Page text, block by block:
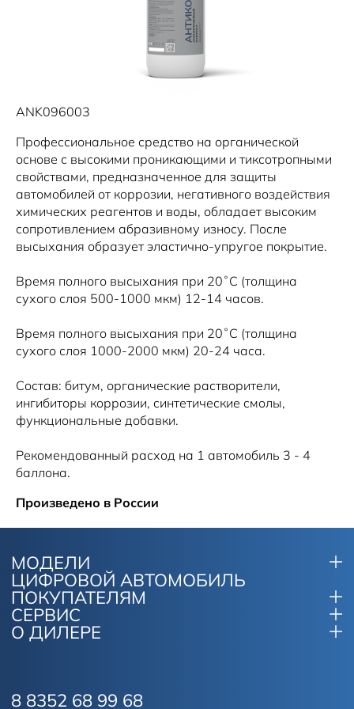
ANK096003
Профессиональное средство на органической
основе с высокими проникающими и тиксотропными
свойствами, предназначенное для защиты
автомобилей от коррозии, негативного воздействия
химических реагентов и воды, обладает высоким
сопротивлением абразивному износу. После
высыхания образует эластично-упругое покрытие.
Время полного высыхания при 20˚С (толщина
сухого слоя 500-1000 мкм) 12-14 часов.
Время полного высыхания при 20˚С (толщина
сухого слоя 1000-2000 мкм) 20-24 часа.
Состав: битум, органические растворители,
ингибиторы коррозии, синтетические смолы,
функциональные добавки.
Рекомендованный расход на 1 автомобиль 3 - 4
баллона.
Произведено в России
МОДЕЛИ
ЦИФРОВОЙ АВТОМОБИЛЬ
ПОКУПАТЕЛЯМ
СЕРВИС
О ДИЛЕРЕ
8 8352 68 99 68